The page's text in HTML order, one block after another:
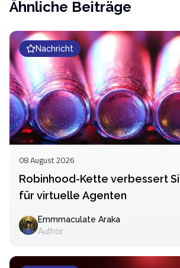
Ähnliche Beiträge
Nachricht
08 August 2026
Robinhood-Kette verbessert
für virtuelle Agenten
Emmmaculate Araka
Author